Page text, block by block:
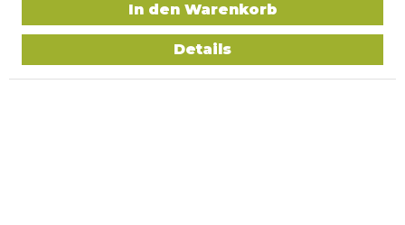
In den Warenkorb
Details